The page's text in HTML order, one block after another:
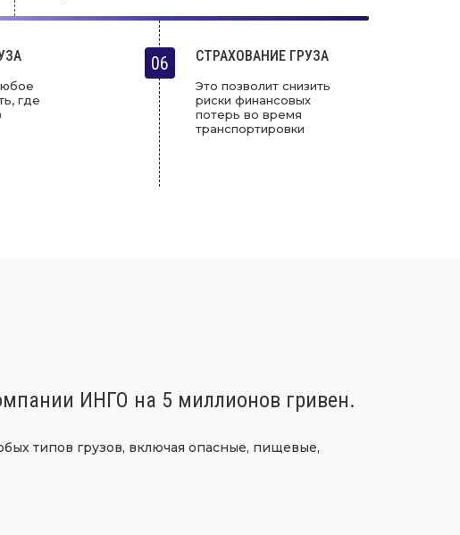
где
06 СТРАХОВАНИЕ ГРУЗА
Это позволит снизить
риски финансовых
потерь во время
транспортировки
ИНГО на 5 миллионов гривен.
типов грузов, включая опасные, пищевые,